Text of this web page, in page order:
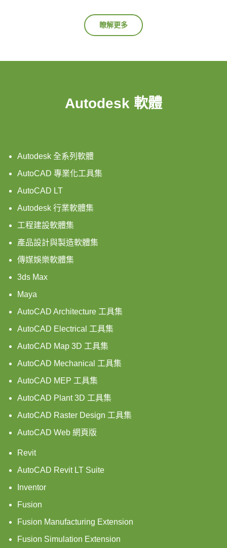
瞭解更多
Autodesk 軟體
Autodesk 全系列軟體
AutoCAD 專業化工具集
AutoCAD LT
Autodesk 行業軟體集
工程建設軟體集
產品設計與製造軟體集
傳媒娛樂軟體集
3ds Max
Maya
AutoCAD Architecture 工具集
AutoCAD Electrical 工具集
AutoCAD Map 3D 工具集
AutoCAD Mechanical 工具集
AutoCAD MEP 工具集
AutoCAD Plant 3D 工具集
AutoCAD Raster Design 工具集
AutoCAD Web 網頁版
Revit
AutoCAD Revit LT Suite
Inventor
Fusion
Fusion Manufacturing Extension
Fusion Simulation Extension